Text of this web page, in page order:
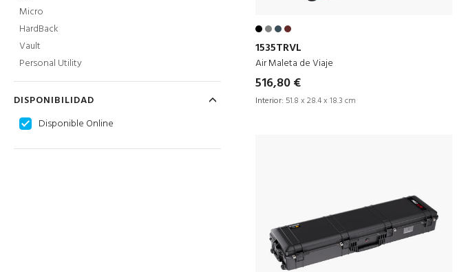
Micro
HardBack
Vault
Personal Utility
DISPONIBILIDAD
Disponible Online
1535TRVL
Air Maleta de Viaje
516,80 €
Interior: 51.8 x 28.4 x 18.3 cm